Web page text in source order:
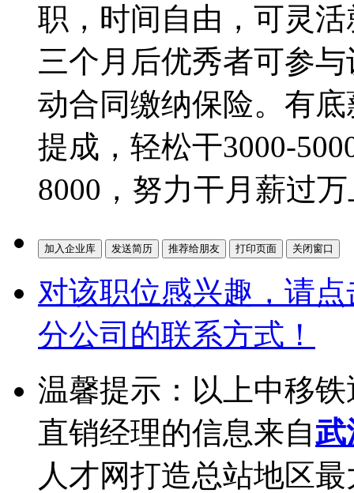
职，时间自由，可灵
三个月后优秀者可参
动合同缴纳保险。有
提成，轻松干3000-
8000，努力干月薪过
对该职位感兴趣，请
分公司的联系方式！
温馨提示：以上中移
直销经理的信息来自武
人才网打造总站地区